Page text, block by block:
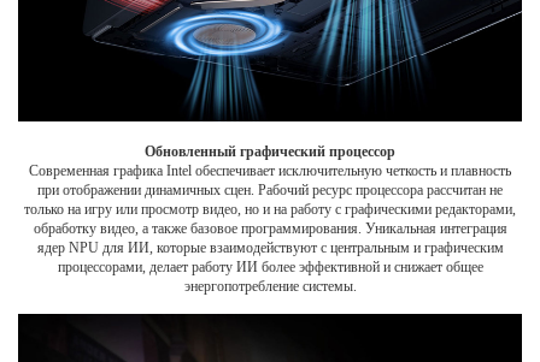
Обновленный графический процессор
Современная графика Intel обеспечивает исключительную четкость и плавность
при отображении динамичных сцен. Рабочий ресурс процессора рассчитан не
только на игру или просмотр видео, но и на работу с графическими редакторами,
обработку видео, а также базовое программирования. Уникальная интеграция
ядер NPU для ИИ, которые взаимодействуют с центральным и графическим
процессорами, делает работу ИИ более эффективной и снижает общее
энергопотребление системы.